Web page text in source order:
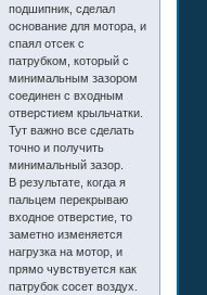
подшипник, сделал
основание для мотора, и
спаял отсек с
патрубком, который с
минимальным зазором
соединен с входным
отверстием крыльчатки.
Тут важно все сделать
точно и получить
минимальный зазор.
В результате, когда я
пальцем перекрываю
входное отверстие, то
заметно изменяется
нагрузка на мотор, и
прямо чувствуется как
патрубок сосет воздух.